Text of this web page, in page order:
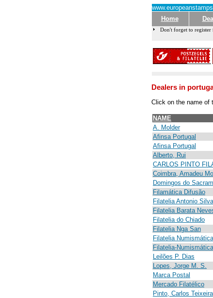
Home
Don't forget to register
Dealers in
Click on the name of
NAME
A. Molder
Afinsa Portugal
Afinsa Portugal
Alberto, Rui
CARLOS PINTO
Coimbra, Amadeu
Domingos do
Filamática Difusão
Filatelia Antonio
Filatelia Barata
Filatelia do Chiado
Filatelia Nga San
Filatelia
Filatelia-
Leilões P. Dias
Lopes, Jorge M. S.
Marca Postal
Mercado Filatélico
Pinto, Carlos Teixeira